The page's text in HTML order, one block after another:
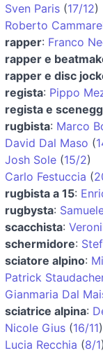
Sven Paris (17/12)
Roberto
rapper: Franco
rapper e
rapper e disc
regista: Pippo
regista e
rugbista: Marco
David Dal Maso (
Josh Sole (15/2)
Carlo Festuccia (
rugbista a 15:
rugbysta:
scacchista:
schermidore:
sciatore alpino:
Patrick
Gianmaria Dal
sciatrice alpina:
Nicole Gius (16/11)
Lucia Recchia (8/1)